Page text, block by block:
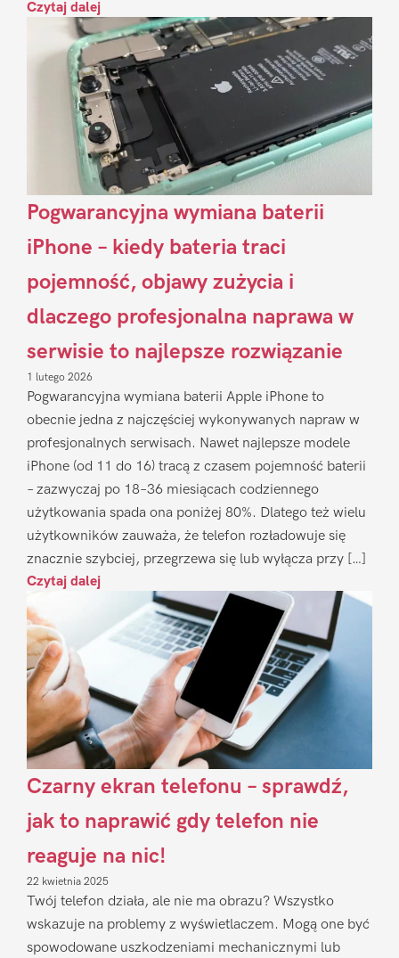
Czytaj dalej
Pogwarancyjna wymiana baterii
iPhone – kiedy bateria traci
pojemność, objawy zużycia i
dlaczego profesjonalna naprawa w
serwisie to najlepsze rozwiązanie
1 lutego 2026
Pogwarancyjna wymiana baterii Apple iPhone to
obecnie jedna z najczęściej wykonywanych napraw w
profesjonalnych serwisach. Nawet najlepsze modele
iPhone (od 11 do 16) tracą z czasem pojemność baterii
– zazwyczaj po 18–36 miesiącach codziennego
użytkowania spada ona poniżej 80%. Dlatego też wielu
użytkowników zauważa, że telefon rozładowuje się
znacznie szybciej, przegrzewa się lub wyłącza przy […]
Czytaj dalej
Czarny ekran telefonu – sprawdź,
jak to naprawić gdy telefon nie
reaguje na nic!
22 kwietnia 2025
Twój telefon działa, ale nie ma obrazu? Wszystko
wskazuje na problemy z wyświetlaczem. Mogą one być
spowodowane uszkodzeniami mechanicznymi lub